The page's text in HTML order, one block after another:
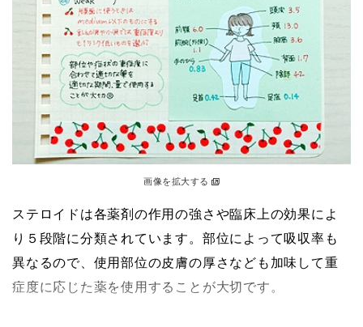
画像を拡大する
ステロイドは各薬剤の作用の強さや臨床上の効果によ
り５段階に分類されています。部位によって吸収率も
異なるので、使用部位の皮膚の厚さなども加味して重
症度に応じた薬を使用することが大切です。